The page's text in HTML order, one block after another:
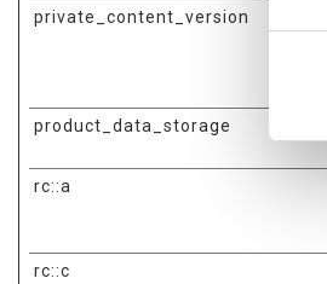
private_content_version
product_data_storage
rc::a
rc::c